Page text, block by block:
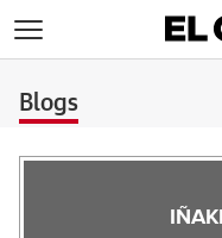
Blogs